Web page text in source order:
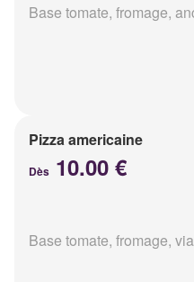
Base tomate, fromage,
Pizza americaine
Dès 10.00 €
Base tomate, fromage,